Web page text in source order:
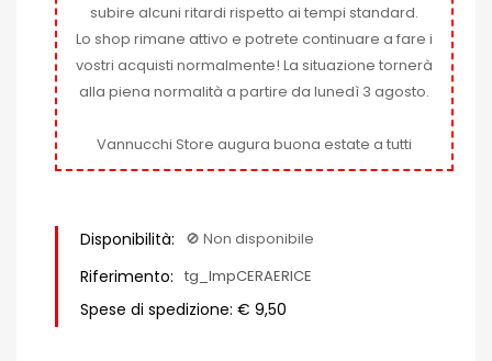
subire alcuni ritardi rispetto ai tempi standard.
Lo shop rimane attivo e potrete continuare a fare i
vostri acquisti normalmente! La situazione tornerà
alla piena normalità a partire da lunedì 3 agosto.
Vannucchi Store augura buona estate a tutti
Disponibilità: 🚫​ Non disponibile
Riferimento: tg_ImpCERAERICE
Spese di spedizione: € 9,50